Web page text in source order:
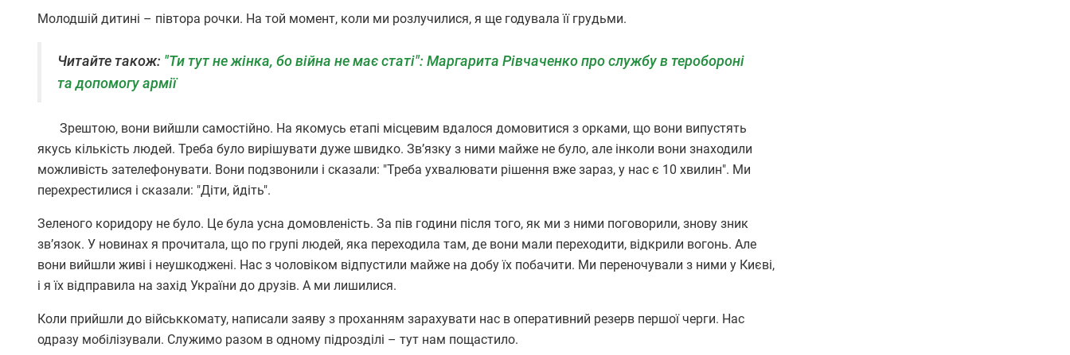
Молодшій дитині – півтора рочки. На той момент, коли ми розлучилися, я ще годувала її грудьми.
Читайте також: "Ти тут не жінка, бо війна не має статі": Маргарита Рівчаченко про службу в теробороні
та допомогу армії
Зрештою, вони вийшли самостійно. На якомусь етапі місцевим вдалося домовитися з орками, що вони випустять
якусь кількість людей. Треба було вирішувати дуже швидко. Зв’язку з ними майже не було, але інколи вони знаходили
можливість зателефонувати. Вони подзвонили і сказали: "Треба ухвалювати рішення вже зараз, у нас є 10 хвилин". Ми
перехрестилися і сказали: "Діти, йдіть".
Зеленого коридору не було. Це була усна домовленість. За пів години після того, як ми з ними поговорили, знову зник
зв’язок. У новинах я прочитала, що по групі людей, яка переходила там, де вони мали переходити, відкрили вогонь. Але
вони вийшли живі і неушкоджені. Нас з чоловіком відпустили майже на добу їх побачити. Ми переночували з ними у Києві,
і я їх відправила на захід України до друзів. А ми лишилися.
Коли прийшли до військкомату, написали заяву з проханням зарахувати нас в оперативний резерв першої черги. Нас
одразу мобілізували. Служимо разом в одному підрозділі – тут нам пощастило.